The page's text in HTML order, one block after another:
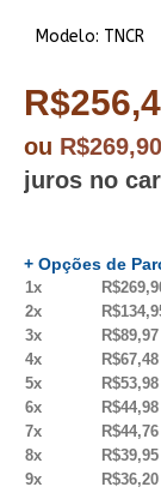
Modelo: TNCR
ou R$269,90
juros no
+ Opções de
1x
2x
3x
R$89,97
4x
R$67,48
5x
R$53,98
6x
R$44,98
7x
R$44,76
8x
R$39,95
9x
R$36,20